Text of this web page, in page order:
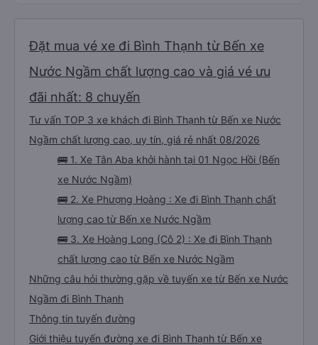
Đặt mua vé xe đi Bình Thạnh từ Bến xe
Nước Ngầm chất lượng cao và giá vé ưu
đãi nhất: 8 chuyến
Tư vấn TOP 3 xe khách đi Bình Thạnh từ Bến xe Nước
Ngầm chất lượng cao, uy tín, giá rẻ nhất 08/2026
🚌 1. Xe Tân Aba khởi hành tại 01 Ngọc Hồi (Bến
xe Nước Ngầm)
🚌 2. Xe Phượng Hoàng : Xe đi Bình Thạnh chất
lượng cao từ Bến xe Nước Ngầm
🚌 3. Xe Hoàng Long (Cô 2) : Xe đi Bình Thạnh
chất lượng cao từ Bến xe Nước Ngầm
Những câu hỏi thường gặp về tuyến xe từ Bến xe Nước
Ngầm đi Bình Thạnh
Thông tin tuyến đường
Giới thiệu tuyến đường xe đi Bình Thạnh từ Bến xe